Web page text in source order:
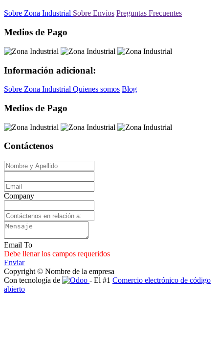
Sobre Zona Industrial Sobre Envíos Preguntas Frecuentes
Medios de Pago
Información adicional:
Sobre Zona Industrial Quienes somos Blog
Medios de Pago
Contáctenos
Company
Email To
Debe llenar los campos requeridos
Enviar
Copyright © Nombre de la empresa
Con tecnología de
- El #1 Comercio electrónico de código
abierto